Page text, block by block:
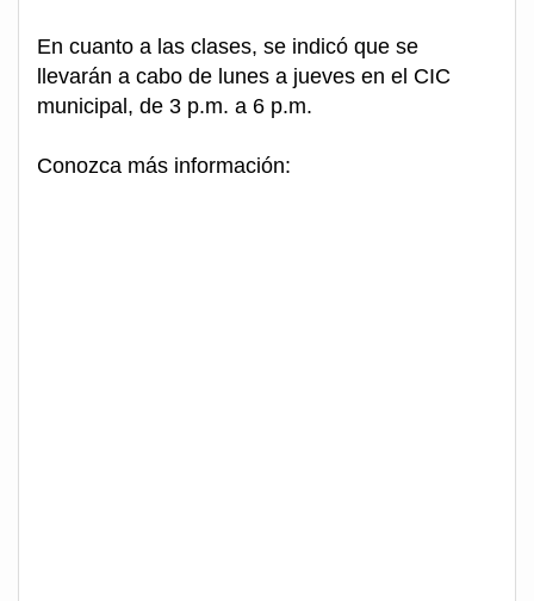
En cuanto a las clases, se indicó que se
llevarán a cabo de lunes a jueves en el CIC
municipal, de 3 p.m. a 6 p.m.
Conozca más información: